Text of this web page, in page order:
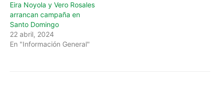
Eira Noyola y Vero Rosales
arrancan campaña en
Santo Domingo
22 abril, 2024
En "Información General"